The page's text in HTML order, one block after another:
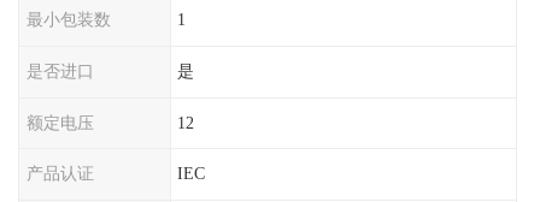
最小包装数 1
是否进口 是
额定电压 12
产品认证 IEC